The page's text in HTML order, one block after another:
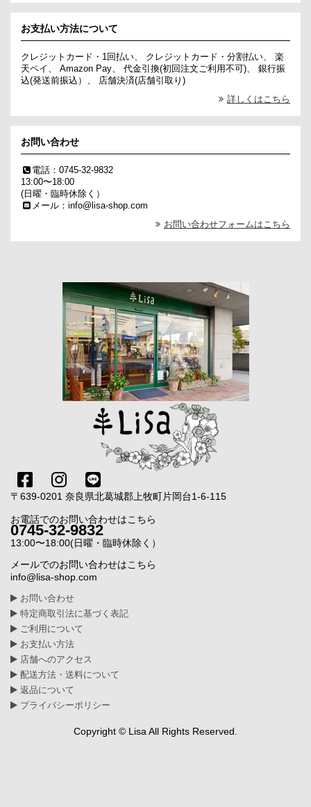
お支払い方法について
クレジットカード・1回払い、 クレジットカード・分割払い、 楽
天ペイ、 Amazon Pay、 代金引換(初回注文ご利用不可)、 銀行振
込(発送前振込）、 店舗決済(店舗引取り)
詳しくはこちら
お問い合わせ
電話：0745-32-9832
13:00〜18:00
(日曜・臨時休除く）
メール：info@lisa-shop.com
お問い合わせフォームはこちら
〒639-0201 奈良県北葛城郡上牧町片岡台1-6-115
お電話でのお問い合わせはこちら
0745-32-9832
13:00〜18:00(日曜・臨時休除く）
メールでのお問い合わせはこちら
info@lisa-shop.com
お問い合わせ
特定商取引法に基づく表記
ご利用について
お支払い方法
店舗へのアクセス
配送方法・送料について
返品について
プライバシーポリシー
Copyright © Lisa All Rights Reserved.